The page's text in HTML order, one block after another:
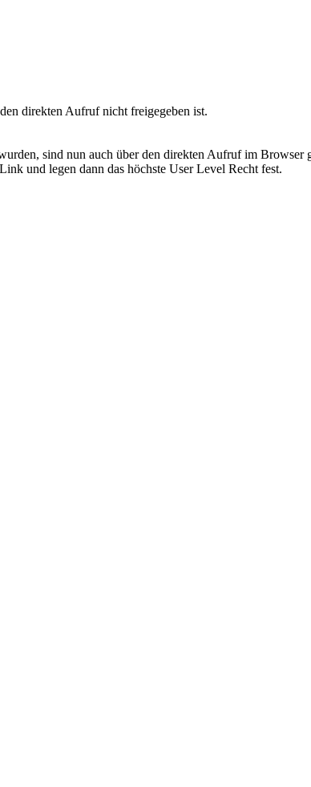
direkten Aufruf nicht freigegeben ist.
sind nun auch über den direkten Aufruf im Browser
und legen dann das höchste User Level Recht fest.